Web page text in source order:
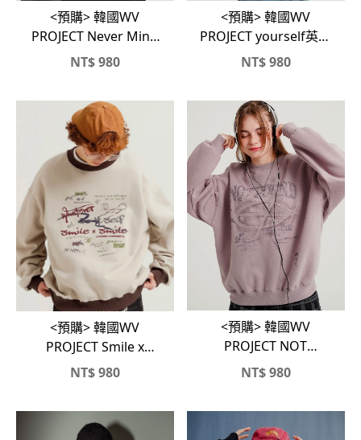
<預購> 韓國WV
PROJECT Never Mind
🐰高磅刷毛大學T
NT$980
<預購> 韓國WV
PROJECT yourself英字
邊電繡刷毛大學T
NT$980
<預購> 韓國WV
PROJECT Smile x
Smile高磅刷毛大學T
NT$980
<預購> 韓國WV
PROJECT NOT
FOUND404高磅刷毛
NT$980